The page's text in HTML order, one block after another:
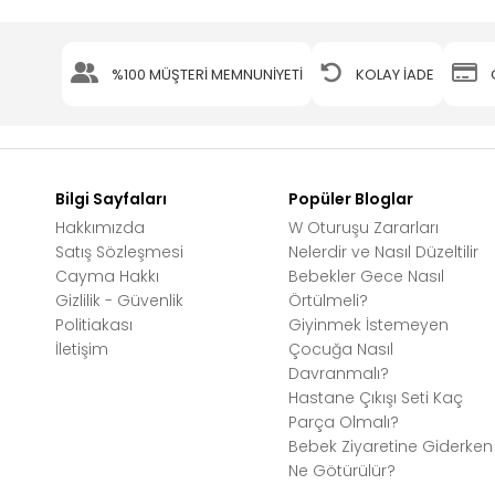
%100 MÜŞTERİ MEMNUNİYETİ KOLAY İADE
Bilgi Sayfaları
Hakkımızda
Satış Sözleşmesi
Cayma Hakkı
Gizlilik - Güvenlik
Politiakası
İletişim
Popüler Bloglar
W Oturuşu Zararları
Nelerdir ve Nasıl Düzeltilir
Bebekler Gece Nasıl
Örtülmeli?
Giyinmek İstemeyen
Çocuğa Nasıl
Davranmalı?
Hastane Çıkışı Seti Kaç
Parça Olmalı?
Bebek Ziyaretine Giderken
Ne Götürülür?